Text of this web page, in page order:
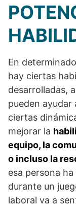
En
hay ciertas
desarrolladas,
pueden ayudar
ciertas
mejorar la
equipo, la
o incluso la
esa persona
durante un
laboral va a